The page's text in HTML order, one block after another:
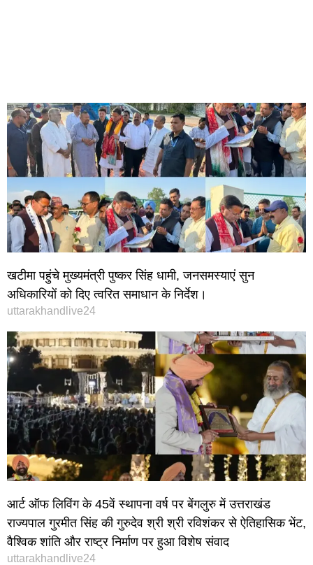
खटीमा पहुंचे मुख्यमंत्री पुष्कर सिंह धामी, जनसमस्याएं सुन
अधिकारियों को दिए त्वरित समाधान के निर्देश।
uttarakhandlive24
आर्ट ऑफ लिविंग के 45वें स्थापना वर्ष पर बेंगलुरु में उत्तराखंड
राज्यपाल गुरमीत सिंह की गुरुदेव श्री श्री रविशंकर से ऐतिहासिक भेंट,
वैश्विक शांति और राष्ट्र निर्माण पर हुआ विशेष संवाद
uttarakhandlive24